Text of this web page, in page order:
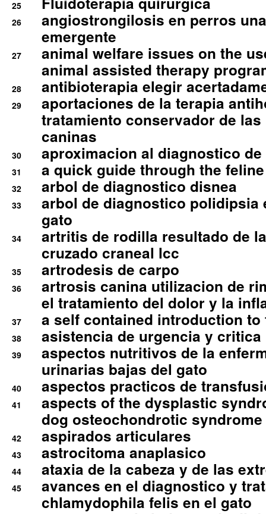
25
26
angiostrongilosis en perros
emergente
27
animal welfare issues on the
animal assisted therapy
28 antibioterapia elegir
29
aportaciones de la terapia
tratamiento conservador de
caninas
30 aproximacion al diagnostico
31 a quick guide through the
32 arbol de diagnostico disnea
33
arbol de diagnostico polidipsia
gato
34
artritis de rodilla resultado de
cruzado craneal lcc
35 artrodesis de carpo
36
artrosis canina utilizacion de
el tratamiento del dolor y la
37 a self contained introduction
38 asistencia de urgencia y
39
aspectos nutritivos de la
urinarias bajas del gato
40 aspectos practicos de
41
aspects of the dysplastic
dog osteochondrotic syndrome
42 aspirados articulares
43 astrocitoma anaplasico
44 ataxia de la cabeza y de las
45
avances en el diagnostico y
chlamydophila felis en el gato